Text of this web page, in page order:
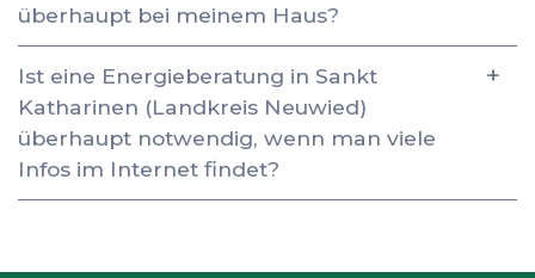
überhaupt bei meinem Haus?
Ist eine Energieberatung in Sankt
Katharinen (Landkreis Neuwied)
überhaupt notwendig, wenn man viele
Infos im Internet findet?